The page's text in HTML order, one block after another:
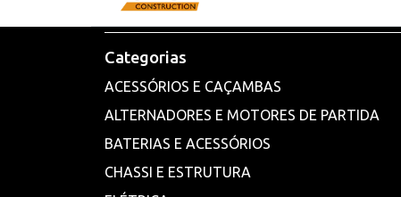
Categorias
ACESSÓRIOS E CAÇAMBAS
ALTERNADORES E MOTORES DE PARTIDA
BATERIAS E ACESSÓRIOS
CHASSI E ESTRUTURA